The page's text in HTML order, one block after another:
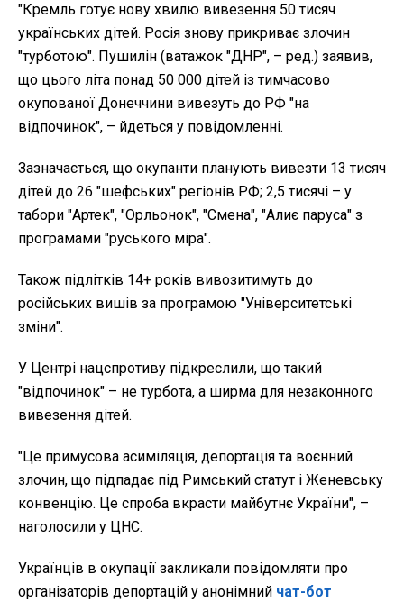
"Кремль готує нову хвилю вивезення 50 тисяч
українських дітей. Росія знову прикриває злочин
"турботою". Пушилін (ватажок "ДНР", – ред.) заявив,
що цього літа понад 50 000 дітей із тимчасово
окупованої Донеччини вивезуть до РФ "на
відпочинок", – йдеться у повідомленні.
Зазначається, що окупанти планують вивезти 13 тисяч
дітей до 26 "шефських" регіонів РФ; 2,5 тисячі – у
табори "Артек", "Орльонок", "Смена", "Алиє паруса" з
програмами "руського міра".
Також підлітків 14+ років вивозитимуть до
російських вишів за програмою "Університетські
зміни".
У Центрі нацспротиву підкреслили, що такий
"відпочинок" – не турбота, а ширма для незаконного
вивезення дітей.
"Це примусова асиміляція, депортація та воєнний
злочин, що підпадає під Римський статут і Женевську
конвенцію. Це спроба вкрасти майбутнє України", –
наголосили у ЦНС.
Українців в окупації закликали повідомляти про
організаторів депортацій у анонімний чат-бот